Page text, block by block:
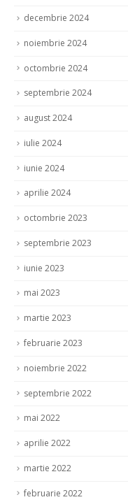
decembrie 2024
noiembrie 2024
octombrie 2024
septembrie 2024
august 2024
iulie 2024
iunie 2024
aprilie 2024
octombrie 2023
septembrie 2023
iunie 2023
mai 2023
martie 2023
februarie 2023
noiembrie 2022
septembrie 2022
mai 2022
aprilie 2022
martie 2022
februarie 2022